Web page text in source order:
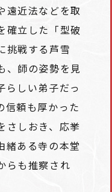
遠近法などを取
確立した「型破
挑戦する芦雪
、師の姿勢を見
らしい弟子だっ
信頼も厚かった
さしおき、応挙
緒ある寺の本堂
らも推察され